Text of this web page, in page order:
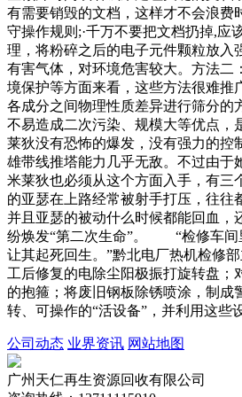
有需要销毁的文档，这样才不会浪费
守操作规则;·千万不要把文档扔掉,
理，将粉碎之后的电子元件颗粒放入
有害气体，对环境危害较大。方法二
境保护等方面来看，这些方法很难推
各成分之间物理性质差异进行筛分的
不易造成二次污染、规模大等优点，
莱狄没有恐怖的爆发，没有强力的
雄带线推塔能力几乎无敌。不过由于
米莱狄也必须从这个方面入手，有三
的亚瑟在上路经常被射手打压，往往
并且亚瑟的被动什么时候都能回血
纷焕发“第二次生命”。 “检修车间
让其起死回生。”黔北电厂热机检
工后修复的电除尘阳极振打旋转盘
的抱箍；将废旧钢板除锈喷涂，制
转、可操作的“活设备”，并利用这些
公司动态 业界资讯 网站地图
广州天仁再生资源回收有限公司